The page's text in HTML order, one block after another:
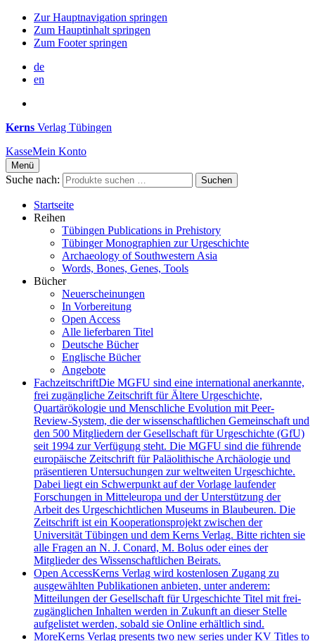
Zur Hauptnavigation springen
Zum Hauptinhalt springen
Zum Footer springen
de
en
Kerns Verlag Tübingen
KasseMein Konto
Menü
Suche nach: Suchen
Startseite
Reihen
Tübingen Publications in Prehistory
Tübinger Monographien zur Urgeschichte
Archaeology of Southwestern Asia
Words, Bones, Genes, Tools
Bücher
Neuerscheinungen
In Vorbereitung
Open Access
Alle lieferbaren Titel
Deutsche Bücher
Englische Bücher
Angebote
FachzeitschriftDie MGFU sind eine international anerkannte,
frei zugängliche Zeitschrift für Ältere Urgeschichte,
Quartärökologie und Menschliche Evolution mit Peer-
Review-System, die der wissenschaftlichen Gemeinschaft und
den 500 Mitgliedern der Gesellschaft für Urgeschichte (GfU)
seit 1994 zur Verfügung steht. Die MGFU sind die führende
europäische Zeitschrift für Paläolithische Archäologie und
präsentieren Untersuchungen zur weltweiten Urgeschichte.
Dabei liegt ein Schwerpunkt auf der Vorlage laufender
Forschungen in Mitteleuropa und der Unterstützung der
Arbeit des Urgeschichtlichen Museums in Blaubeuren. Die
Zeitschrift ist ein Kooperationsprojekt zwischen der
Universität Tübingen und dem Kerns Verlag. Bitte richten sie
alle Fragen an N. J. Conard, M. Bolus oder eines der
Mitglieder des Wissenschaftlichen Beirats.
Open AccessKerns Verlag wird kostenlosen Zugang zu
ausgewählten Publikationen anbieten, unter anderem:
Mitteilungen der Gesellschaft für Urgeschichte Titel mit frei-
zugänglichen Inhalten werden in Zukunft an dieser Stelle
aufgelistet werden, sobald sie Online erhältlich sind.
MoreKerns Verlag presents two new series under KV Titles to